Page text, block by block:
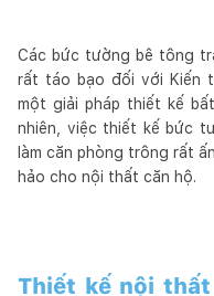
Các bức tường bê tông
rất táo bạo đối với Kiến
một giải pháp thiết kế
nhiên, việc thiết kế bức
làm căn phòng trông rất
hảo cho nội thất căn hộ.
Thiết kế nội